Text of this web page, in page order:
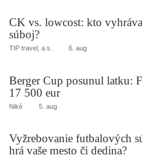
CK vs. lowcost: kto
súboj?
TIP travel, a.s. 6. aug
Berger Cup posunul latku:
17 500 eur
Niké 5. aug
Vyžrebovanie futbalových
hrá vaše mesto či dedina?